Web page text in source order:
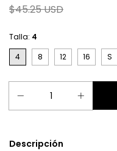
$45.25 USD
Talla: 4
4
8 12 16 S
Descripción